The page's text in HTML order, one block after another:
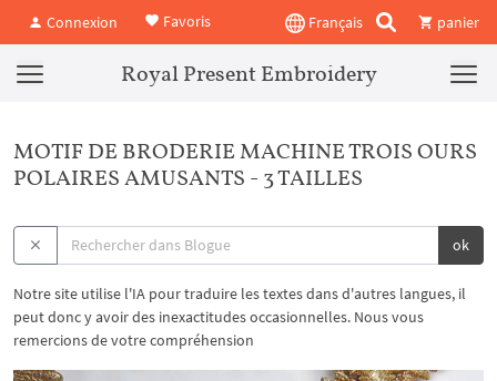
Connexion Favoris Français panier
Royal Present Embroidery
MOTIF DE BRODERIE MACHINE TROIS OURS
POLAIRES AMUSANTS - 3 TAILLES
ok
Notre site utilise l'IA pour traduire les textes dans d'autres langues, il
peut donc y avoir des inexactitudes occasionnelles. Nous vous
remercions de votre compréhension